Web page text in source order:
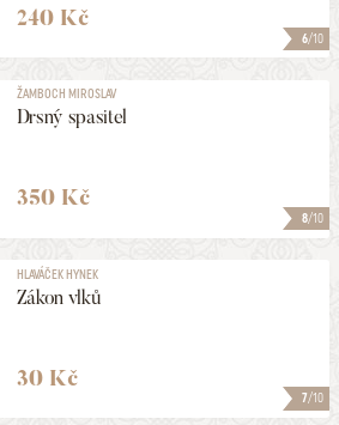
6/10
240 Kč
8/10
ŽAMBOCH MIROSLAV
Drsný spasitel
350 Kč
7/10
HLAVÁČEK HYNEK
Zákon vlků
30 Kč